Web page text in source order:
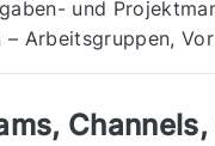
und
– Arbeitsgruppen,